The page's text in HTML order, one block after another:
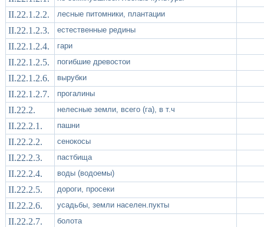
II.22.1.2.2. лесные питомники, плантации
II.22.1.2.3. естественные редины
II.22.1.2.4. гари
II.22.1.2.5. погибшие древостои
II.22.1.2.6. вырубки
II.22.1.2.7. прогалины
II.22.2. нелесные земли, всего (га), в т.ч
II.22.2.1. пашни
II.22.2.2. сенокосы
II.22.2.3. пастбища
II.22.2.4. воды (водоемы)
II.22.2.5. дороги, просеки
II.22.2.6. усадьбы, земли населен.пукты
II.22.2.7. болота